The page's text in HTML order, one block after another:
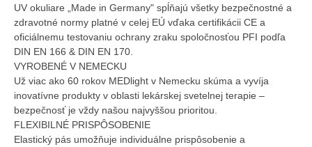
UV okuliare „Made in Germany" spĺňajú všetky bezpečnostné a
zdravotné normy platné v celej EÚ vďaka certifikácii CE a
oficiálnemu testovaniu ochrany zraku spoločnosťou PFI podľa
DIN EN 166 & DIN EN 170.
VYROBENÉ V NEMECKU
Už viac ako 60 rokov MEDlight v Nemecku skúma a vyvíja
inovatívne produkty v oblasti lekárskej svetelnej terapie –
bezpečnosť je vždy našou najvyššou prioritou.
FLEXIBILNÉ PRISPÔSOBENIE
Elastický pás umožňuje individuálne prispôsobenie a